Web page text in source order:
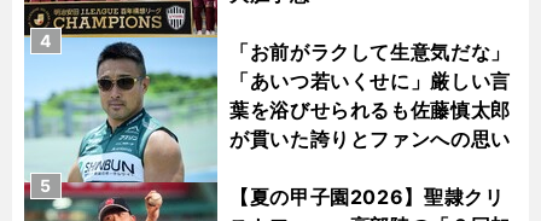
「お前がラクして生意気だな」
「あいつ若いくせに」厳しい言
葉を浴びせられるも佐藤慎太郎
が貫いた誇りとファンへの思い
4
【夏の甲子園2026】聖隷クリ
5